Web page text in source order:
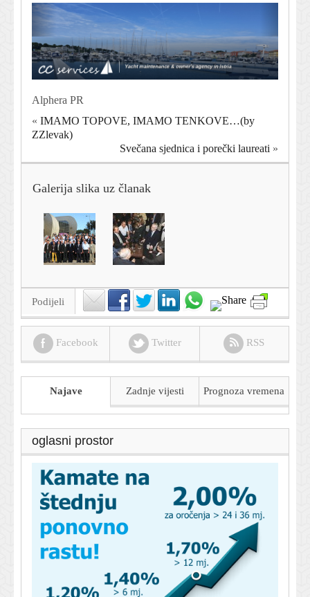
Alphera PR
« IMAMO TOPOVE, IMAMO TENKOVE…(by
ZZlevak)
Svečana sjednica i porečki laureati »
Galerija slika uz članak
Podijeli
Facebook Twitter RSS
Najave Zadnje vijesti Prognoza vremena
oglasni prostor